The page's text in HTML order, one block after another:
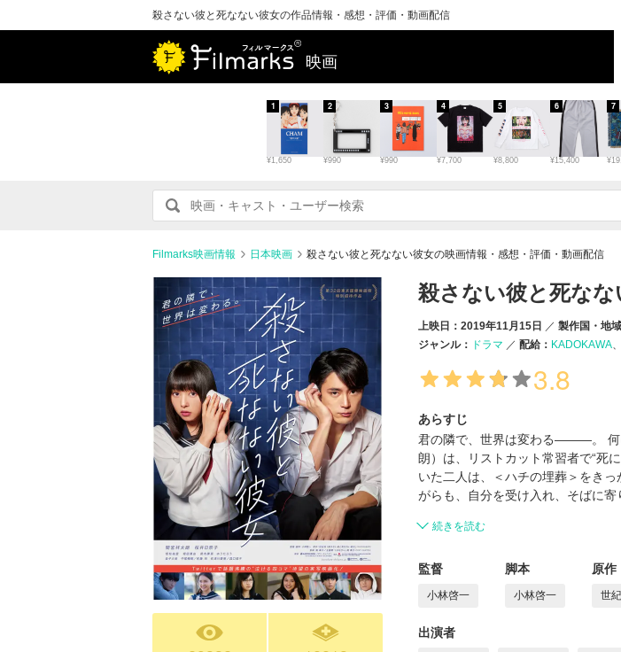
殺さない彼と死なない彼女の作品情報・感想・評価・動画配信
映画
¥1,650
1
¥990
2
¥990
3
¥7,700
4
¥8,800
5
¥15,400
6 7
Filmarks映画情報 日本映画 殺さない彼と死なない彼女の映画情報・感想・評価・動画配信
殺さない彼と死なな
上映日：2019年11月15日 製作国・地域
ジャンル： ドラマ 配給： KADOKAWA
3.8
あらすじ
君の隣で、世界は変わる―――。 何
朗）は、リストカット常習者で“死
いた二人は、＜ハチの埋葬＞をき
がらも、自分を受け入れ、そばに
続きを読む
監督
小林啓一
脚本
小林啓一
原作
世
出演者